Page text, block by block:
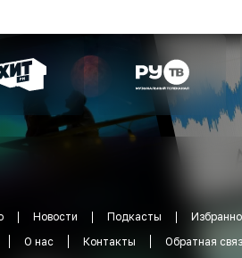
Новости Подкасты
О нас Контакты Обратная